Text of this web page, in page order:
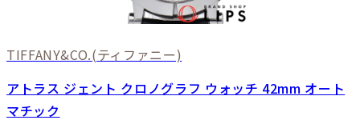
TIFFANY&CO.(ティファニー)
アトラス ジェント クロノグラフ ウォッチ 42mm オート
マチック